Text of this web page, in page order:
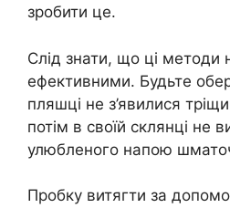
зробити це.
Слід знати, що ці методи
ефективними. Будьте
пляшці не з’явилися
потім в своїй склянці не
улюбленого напою
Пробку витягти за